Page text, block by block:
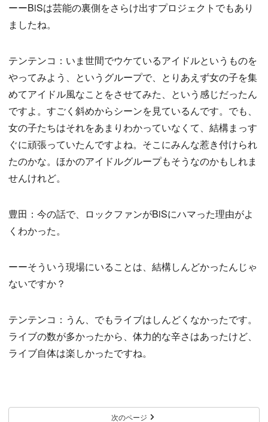
ーーBiSは芸能の裏側をさらけ出すプロジェクトでもあり
ましたね。
テンテンコ：いま世間でウケているアイドルというものを
やってみよう、というグループで、とりあえず女の子を集
めてアイドル風なことをさせてみた、という感じだったん
ですよ。すごく斜めからシーンを見ているんです。でも、
女の子たちはそれをあまりわかっていなくて、結構まっす
ぐに頑張っていたんですよね。そこにみんな惹き付けられ
たのかな。ほかのアイドルグループもそうなのかもしれま
せんけれど。
豊田：今の話で、ロックファンがBiSにハマった理由がよ
くわかった。
ーーそういう現場にいることは、結構しんどかったんじゃ
ないですか？
テンテンコ：うん、でもライブはしんどくなかったです。
ライブの数が多かったから、体力的な辛さはあったけど、
ライブ自体は楽しかったですね。
次のページ